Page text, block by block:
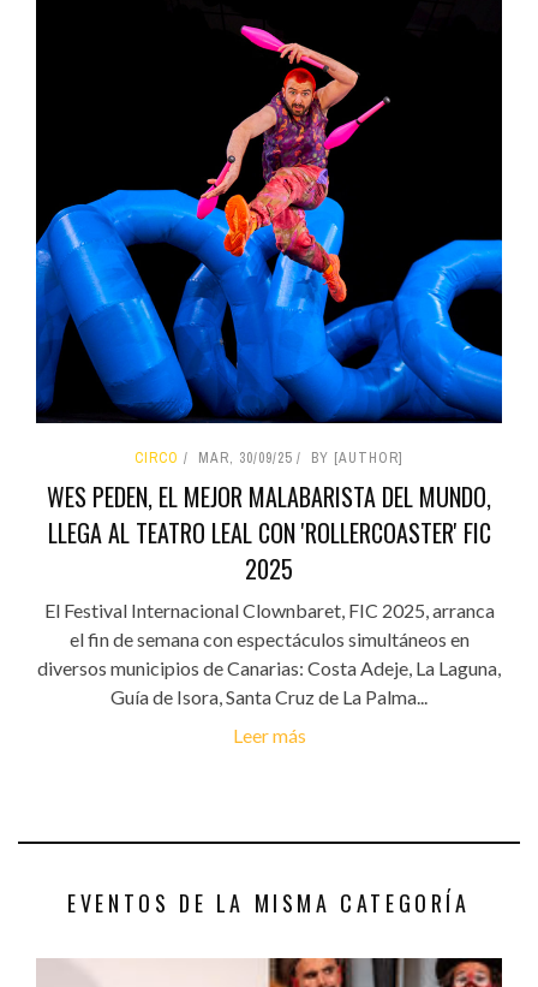
CIRCO MAR, 30/09/25 BY [AUTHOR]
WES PEDEN, EL MEJOR MALABARISTA DEL MUNDO,
LLEGA AL TEATRO LEAL CON 'ROLLERCOASTER' FIC
2025
El Festival Internacional Clownbaret, FIC 2025, arranca
el fin de semana con espectáculos simultáneos en
diversos municipios de Canarias: Costa Adeje, La Laguna,
Guía de Isora, Santa Cruz de La Palma...
Leer más
EVENTOS DE LA MISMA CATEGORÍA